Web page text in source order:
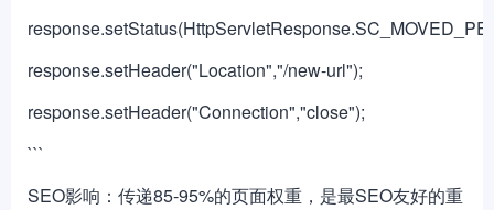
response.setHeader("Location","/new-url");
response.setHeader("Connection","close");
```
SEO影响：传递85-95%的页面权重，是最SEO友好的重